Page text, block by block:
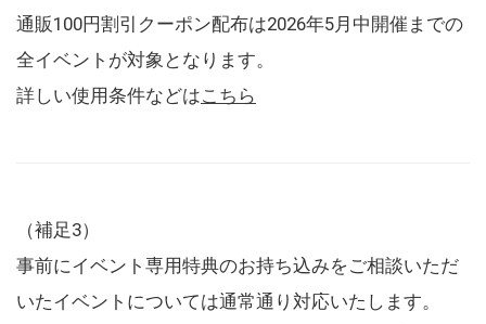
通販100円割引クーポン配布は2026年5月中開催までの
全イベントが対象となります。
詳しい使用条件などはこちら
（補足3）
事前にイベント専用特典のお持ち込みをご相談いただ
いたイベントについては通常通り対応いたします。